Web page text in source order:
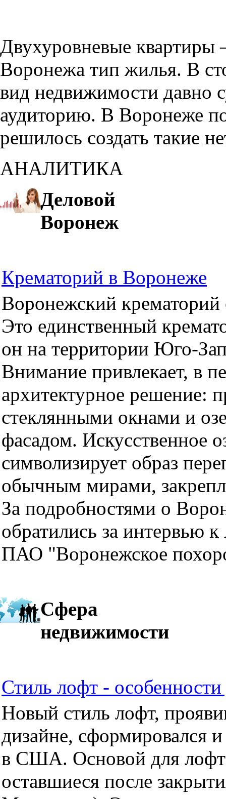
Двухуровневые квартиры
Воронежа тип жилья. В
вид недвижимости давно
аудиторию. В Воронеже
решилось создать такие
АНАЛИТИКА
Деловой
Воронеж
Крематорий в Воронеже
Воронежский крематорий
Это единственный
он на территории Юго-
Внимание привлекает, в
архитектурное решение:
стеклянными окнами и
фасадом. Искусственное
символизирует образ
обычным мирами,
За подробностями о
обратились за интервью
ПАО "Воронежское
Сфера
недвижимости
Стиль лофт -
Новый стиль лофт,
дизайне, сформировался
в США. Основой для
оставшиеся после